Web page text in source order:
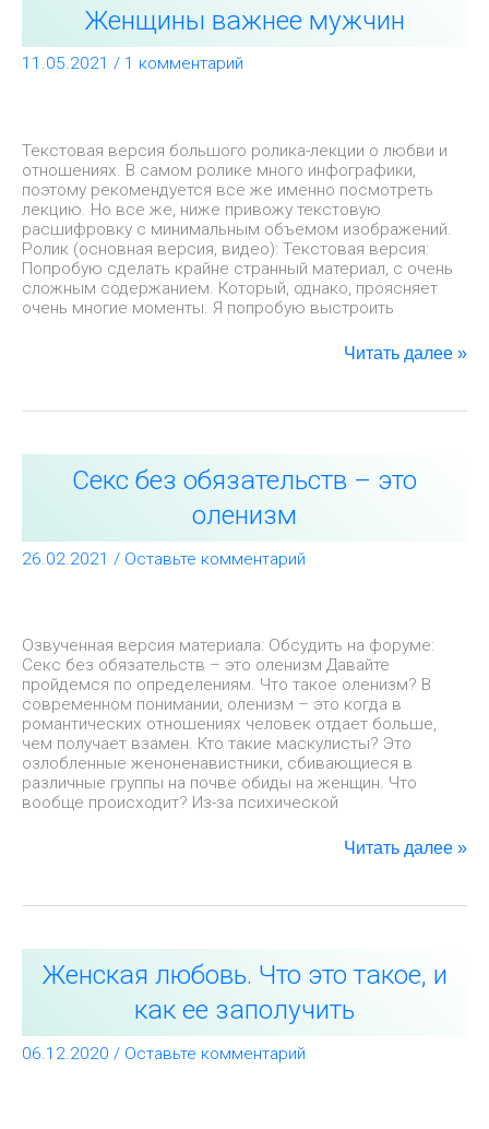
Женщины важнее мужчин
11.05.2021 / 1 комментарий
Текстовая версия большого ролика-лекции о любви и
отношениях. В самом ролике много инфографики,
поэтому рекомендуется все же именно посмотреть
лекцию. Но все же, ниже привожу текстовую
расшифровку с минимальным объемом изображений.
Ролик (основная версия, видео): Текстовая версия:
Попробую сделать крайне странный материал, с очень
сложным содержанием. Который, однако, проясняет
очень многие моменты. Я попробую выстроить
лекция.
Читать далее »
Секс без обязательств – это
оленизм
26.02.2021 / Оставьте комментарий
Озвученная версия материала: Обсудить на форуме:
Секс без обязательств – это оленизм Давайте
пройдемся по определениям. Что такое оленизм? В
современном понимании, оленизм – это когда в
романтических отношениях человек отдает больше,
чем получает взамен. Кто такие маскулисты? Это
озлобленные женоненавистники, сбивающиеся в
различные группы на почве обиды на женщин. Что
вообще происходит? Из-за психической
без
Читать далее »
Женская любовь. Что это такое, и
как ее заполучить
06.12.2020 / Оставьте комментарий
любовь.
это